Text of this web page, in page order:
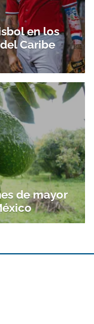
en los
Caribe
de mayor